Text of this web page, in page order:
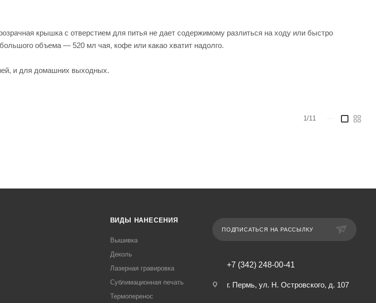
крышка с отверстием для питья не дает содержимому разлиться на ходу или быстро
объема — 520 мл чая, кофе или какао хватит надолго.
и для домашних выходных.
1/11
ВИДЫ НАНЕСЕНИЯ
Вышивка
Деколь
Лазерная гравировка
Сублимационная печать
Термоперенос
ПОДПИСАТЬСЯ НА РАССЫЛКУ
+7 (342) 248-00-41
г. Пермь, ул. Н. Островского, д. 107